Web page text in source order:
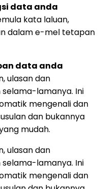
data anda
kata laluan,
dalam e-mel tetapan
data anda
ulasan dan
lamanya. Ini
mengenali dan
dan bukannya
mudah.
ulasan dan
lamanya. Ini
mengenali dan